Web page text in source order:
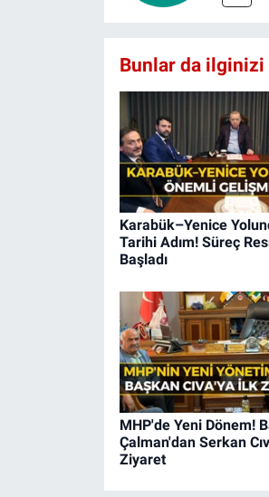
Bunlar da
Karabük–Yenice
Tarihi Adım! Süreç
Başladı
MHP'de Yeni Dönem!
Çalman'dan Serkan
Ziyaret